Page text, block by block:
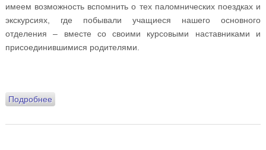
имеем возможность вспомнить о тех паломнических поездках и
экскурсиях, где побывали учащиеся нашего основного
отделения – вместе со своими курсовыми наставниками и
присоединившимися родителями.
Подробнеео Дороги, ведущие к храму: экскурсии нашей